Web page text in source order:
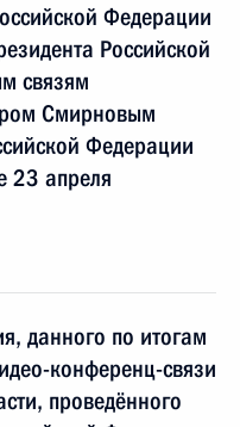
Федерации
Российской
связям
Смирновым
Федерации
23 апреля
данного по итогам
конференц-связи
проведённого